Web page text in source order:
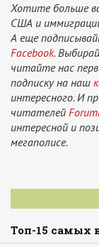
Хотите больше
США и
А еще
Facebook.
читайте нас
подписку на наш
интересного. И
читателей
интересной и
мегаполисе.
Топ-15 самых